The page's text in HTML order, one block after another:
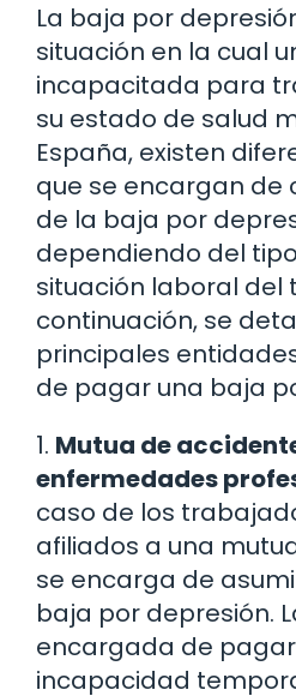
La baja por
situación en la cual
incapacitada para
su estado de salud
España, existen
que se encargan de
de la baja por
dependiendo del
situación laboral del
continuación, se
principales
de pagar una baja
1. Mutua de
enfermedades
caso de los
afiliados a una
se encarga de
baja por depresión.
encargada de
incapacidad